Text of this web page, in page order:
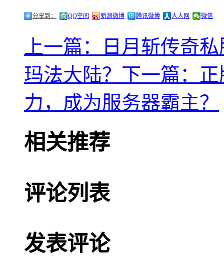
分享到： QQ空间 新浪微博 腾讯微博 人人网 微信
上一篇：日月斩传奇
玛法大陆？ 下一篇：
力，成为服务器霸主？
相关推荐
评论列表
发表评论